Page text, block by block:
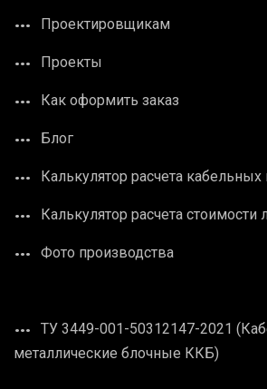
Проектировщикам
Проекты
Как оформить заказ
Блог
Калькулятор расчета
Калькулятор расчета стоимости
Фото производства
ТУ 3449-001-50312147-2021
металлические блочные ККБ)